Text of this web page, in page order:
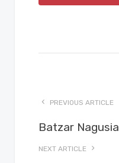
PREVIOUS ARTICLE
Batzar Nagusia
NEXT ARTICLE